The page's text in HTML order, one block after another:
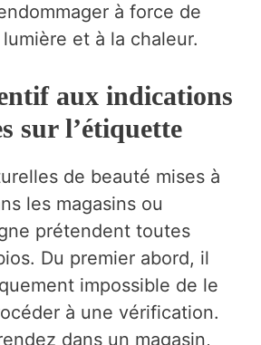
à force de
lumière et à la chaleur.
aux indications
sur l’étiquette
de beauté mises à
les magasins ou
prétendent toutes
Du premier abord, il
impossible de le
à une vérification.
dans un magasin,